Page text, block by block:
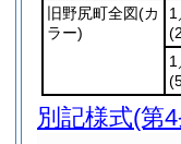
旧野尻町全図(カ
ラー)
別記様式(第